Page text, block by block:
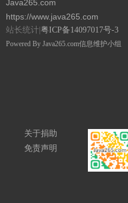
Java265.com
https://www.java265.com
站长统计| 粤ICP备14097017号-3
Powered By Java265.com信息维护小组
关于捐助
免责声明